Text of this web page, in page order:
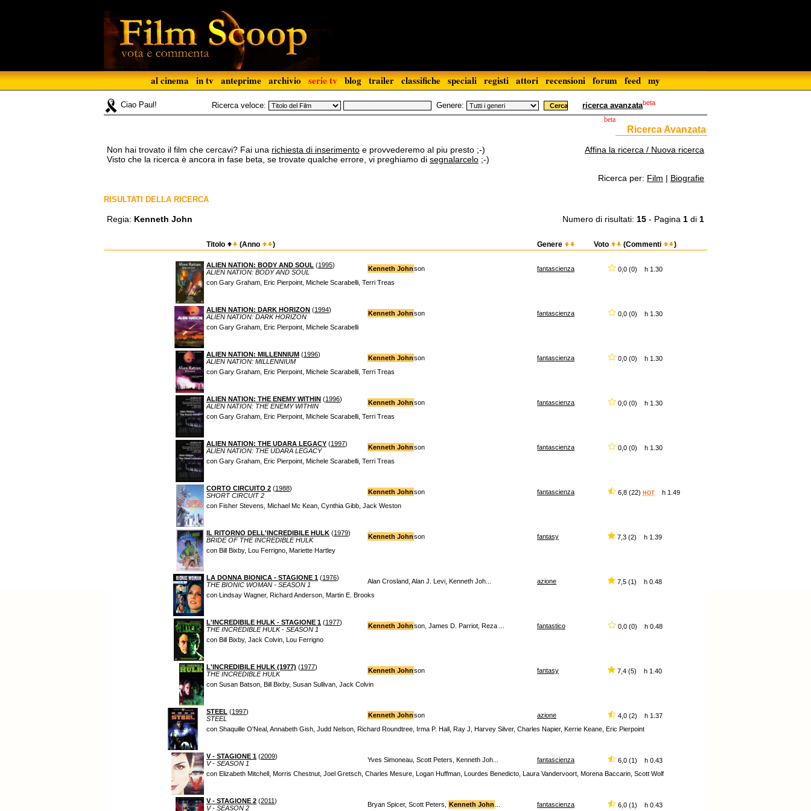
al cinema in tv anteprime archivio serie tv blog trailer classifiche speciali registi attori recensioni forum feed my
Ciao Paul! Ricerca veloce: Genere: ricerca avanzatabeta
Ricerca Avanzata
beta
Affina la ricerca / Nuova ricerca
Non hai trovato il film che cercavi? Fai una richiesta di inserimento e provvederemo al piu presto ;-)
Visto che la ricerca è ancora in fase beta, se trovate qualche errore, vi preghiamo di segnalarcelo ;-)
Ricerca per: Film | Biografie
RISULTATI DELLA RICERCA
Numero di risultati: 15 - Pagina 1 di 1
Regia: Kenneth John
Titolo (Anno ) Genere Voto (Commenti )
ALIEN NATION: BODY AND SOUL (1995)
ALIEN NATION: BODY AND SOUL
Kenneth Johnson fantascienza
0,0 (0) h 1.30
con Gary Graham, Eric Pierpoint, Michele Scarabelli, Terri Treas
ALIEN NATION: DARK HORIZON (1994)
ALIEN NATION: DARK HORIZON
Kenneth Johnson fantascienza
0,0 (0) h 1.30
con Gary Graham, Eric Pierpoint, Michele Scarabelli
ALIEN NATION: MILLENNIUM (1996)
ALIEN NATION: MILLENNIUM
Kenneth Johnson fantascienza
0,0 (0) h 1.30
con Gary Graham, Eric Pierpoint, Michele Scarabelli, Terri Treas
ALIEN NATION: THE ENEMY WITHIN (1996)
ALIEN NATION: THE ENEMY WITHIN
Kenneth Johnson fantascienza
0,0 (0) h 1.30
con Gary Graham, Eric Pierpoint, Michele Scarabelli, Terri Treas
ALIEN NATION: THE UDARA LEGACY (1997)
ALIEN NATION: THE UDARA LEGACY
Kenneth Johnson fantascienza
0,0 (0) h 1.30
con Gary Graham, Eric Pierpoint, Michele Scarabelli, Terri Treas
CORTO CIRCUITO 2 (1988)
SHORT CIRCUIT 2
Kenneth Johnson fantascienza 6,8 (22) HOT h 1.49
con Fisher Stevens, Michael Mc Kean, Cynthia Gibb, Jack Weston
IL RITORNO DELL'INCREDIBILE HULK (1979)
BRIDE OF THE INCREDIBLE HULK
Kenneth Johnson fantasy
7,3 (2) h 1.39
con Bill Bixby, Lou Ferrigno, Mariette Hartley
LA DONNA BIONICA - STAGIONE 1 (1976)
THE BIONIC WOMAN - SEASON 1
Alan Crosland, Alan J. Levi, Kenneth Joh... azione
7,5 (1) h 0.48
con Lindsay Wagner, Richard Anderson, Martin E. Brooks
L'INCREDIBILE HULK - STAGIONE 1 (1977)
THE INCREDIBLE HULK - SEASON 1
Kenneth Johnson, James D. Parriot, Reza ... fantastico
0,0 (0) h 0.48
con Bill Bixby, Jack Colvin, Lou Ferrigno
L'INCREDIBILE HULK (1977) (1977)
THE INCREDIBLE HULK
Kenneth Johnson fantasy
7,4 (5) h 1.40
con Susan Batson, Bill Bixby, Susan Sullivan, Jack Colvin
STEEL (1997)
STEEL
Kenneth Johnson azione
4,0 (2) h 1.37
con Shaquille O'Neal, Annabeth Gish, Judd Nelson, Richard Roundtree, Irma P. Hall, Ray J, Harvey Silver, Charles Napier, Kerrie Keane, Eric Pierpoint
V - STAGIONE 1 (2009)
V - SEASON 1
Yves Simoneau, Scott Peters, Kenneth Joh... fantascienza
6,0 (1) h 0.43
con Elizabeth Mitchell, Morris Chestnut, Joel Gretsch, Charles Mesure, Logan Huffman, Lourdes Benedicto, Laura Vandervoort, Morena Baccarin, Scott Wolf
V - STAGIONE 2 (2011)
V - SEASON 2
Bryan Spicer, Scott Peters, Kenneth John fantascienza 6,0 (1) h 0.43